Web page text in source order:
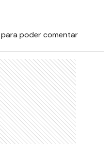
para poder comentar